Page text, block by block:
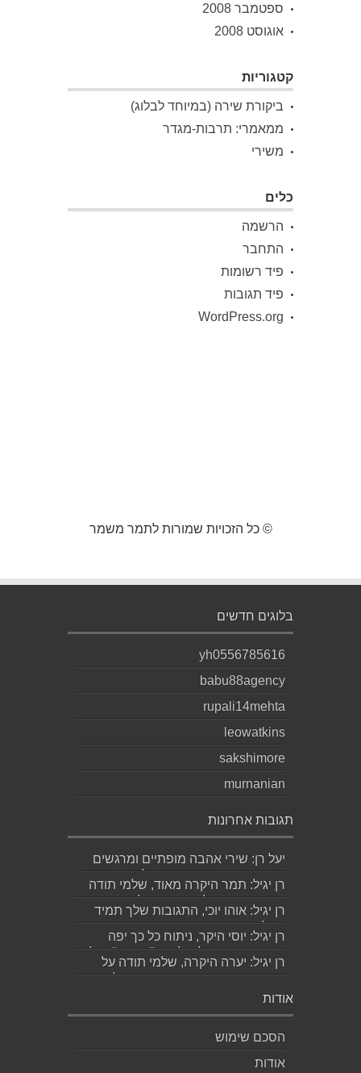
ספטמבר 2008
אוגוסט 2008
קטגוריות
ביקורת שירה (במיוחד לבלוג)
ממאמרי: תרבות-מגדר
משירי
כלים
הרשמה
התחבר
פיד רשומות
פיד תגובות
WordPress.org
© כל הזכויות שמורות לתמר משמר
בלוגים חדשים
yh0556785616
babu88agency
rupali14mehta
leowatkins
sakshimore
murnanian
תגובות אחרונות
יעל רן: שירי אהבה מופתיים ומרגשים
עד מאוד כפי שרק גד יודע לכתוב
תודה...
רן יגיל: תמר היקרה מאוד, שלמי תודה
ואמסור כמובן לגד. שבת שלום...
רן יגיל: אוהו יוכי, התגובות שלך תמיד
מאלפות בינה והן יצירה בפני עצמה....
רן יגיל: יוסי היקר, ניתוח כל כך יפה
ומדויק, ממש קולע, לשיר "השקה". של...
רן יגיל: יערה היקרה, שלמי תודה על
התגובה האישית והיפה. אמסור לגדי....
אודות
הסכם שימוש
אודות